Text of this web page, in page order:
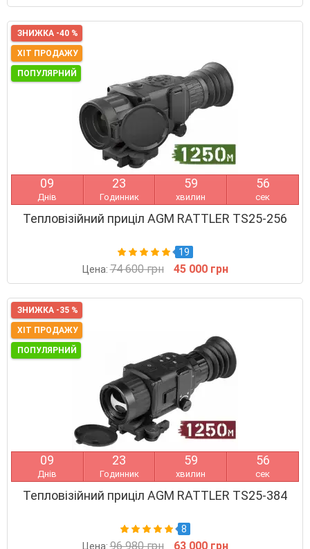
ЗНИЖКА -40 %
ХІТ ПРОДАЖУ
ПОПУЛЯРНИЙ
09
Днів
23
Годинник
59
хвилин
55
сек
Тепловізійний приціл AGM RATTLER TS25-256
19
Цена:74 600 грн 45 000 грн
ЗНИЖКА -35 %
ХІТ ПРОДАЖУ
ПОПУЛЯРНИЙ
09
Днів
23
Годинник
59
хвилин
55
сек
Тепловізійний приціл AGM RATTLER TS25-384
8
Цена:96 980 грн 63 000 грн